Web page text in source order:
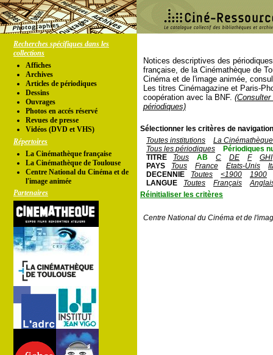
Recherches spécifiques dans les
collections
Affiches
Archives
Articles de périodiques
Dessins
Ouvrages
Photos en accés réservé
Revues de presse
Vidéos (DVD et VHS)
Répertoires
La Cinémathèque française
La Cinémathèque de Toulouse
Centre National du Cinéma et de
l'image animée
Partenaires
Notices descriptives des
française, de la Cinémathèque de
Cinéma et de l'image animée,
Les titres Cinémagazine et Paris-
coopération avec la BNF.
périodiques)
Sélectionner les critères de
Toutes institutions
La
Tous les périodiques
Périodiques
TITRE
Tous AB C DE F
GHI
PAYS
Tous France Etats-Unis
DECENNIE
Toutes <1900
1900
LANGUE
Toutes Français
Réinitialiser les critères
Centre National du Cinéma et de